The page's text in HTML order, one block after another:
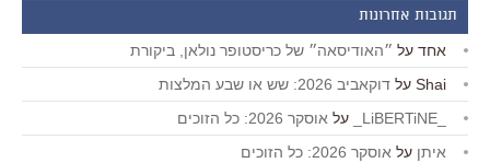
תגובות אחרונות
אחד על ״האודיסאה״ של כריסטופר נולאן, ביקורת
Shai על דוקאביב 2026: שש או שבע המלצות
על אוסקר 2026: כל הזוכים
איתן על אוסקר 2026: כל הזוכים